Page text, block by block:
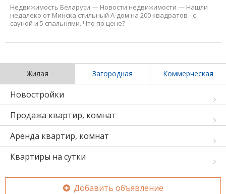
Недвижимость Беларуси — Новости недвижимости — Нашли
недалеко от Минска стильный А-дом на 200 квадратов - с
сауной и 5 спальнями. Что по цене?
Жилая Загородная Коммерческая
Новостройки
Продажа квартир, комнат
Аренда квартир, комнат
Квартиры на сутки
Добавить объявление